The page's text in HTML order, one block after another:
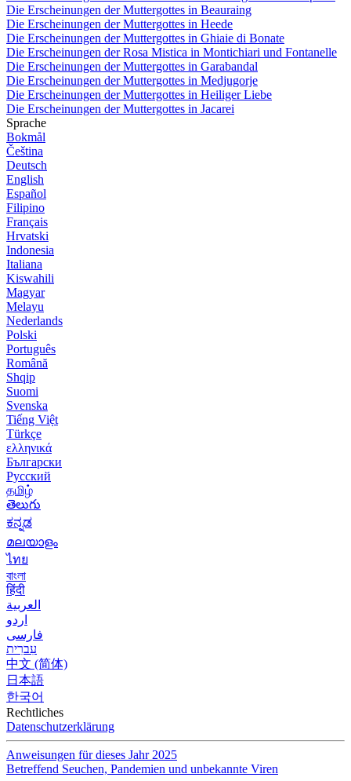
Die Erscheinungen der Muttergottes in Beauraing
Die Erscheinungen der Muttergottes in Heede
Die Erscheinungen der Muttergottes in Ghiaie di Bonate
Die Erscheinungen der Rosa Mistica in Montichiari und Fontanelle
Die Erscheinungen der Muttergottes in Garabandal
Die Erscheinungen der Muttergottes in Medjugorje
Die Erscheinungen der Muttergottes in Heiliger Liebe
Die Erscheinungen der Muttergottes in Jacarei
Sprache
Bokmål
Čeština
Deutsch
English
Español
Filipino
Français
Hrvatski
Indonesia
Italiana
Kiswahili
Magyar
Melayu
Nederlands
Polski
Português
Română
Shqip
Suomi
Svenska
Tiếng Việt
Türkçe
ελληνικά
Български
Русский
தமிழ்
తెలుగు
ಕನ್ನಡ
മലയാളം
ไทย
বাংলা
हिंदी
العربية
اردو
فارسی
עִברִית
中文 (简体)
日本語
한국어
Rechtliches
Datenschutzerklärung
Anweisungen für dieses Jahr 2025
Betreffend Seuchen, Pandemien und unbekannte Viren